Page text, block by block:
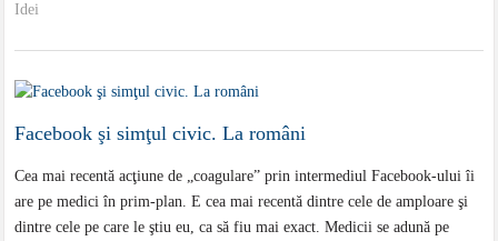
Idei
Facebook şi simţul civic. La români
Cea mai recentă acţiune de „coagulare” prin intermediul Facebook-ului îi
are pe medici în prim-plan. E cea mai recentă dintre cele de amploare şi
dintre cele pe care le ştiu eu, ca să fiu mai exact. Medicii se adună pe